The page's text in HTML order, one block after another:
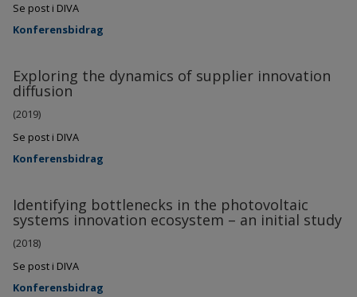
Se post i DIVA
Konferensbidrag
Exploring the dynamics of supplier innovation
diffusion
(2019)
Se post i DIVA
Konferensbidrag
Identifying bottlenecks in the photovoltaic
systems innovation ecosystem – an initial study
(2018)
Se post i DIVA
Konferensbidrag